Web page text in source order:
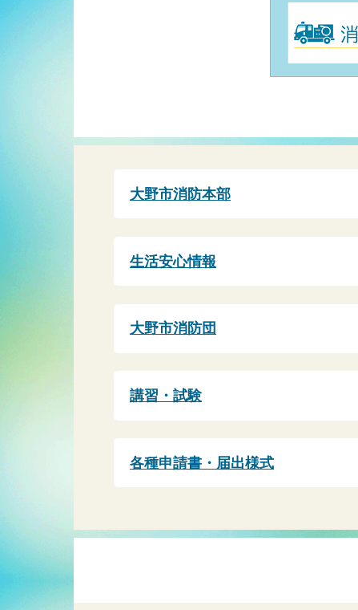
大野市消防本部
生活安心情報
大野市消防団
講習・試験
各種申請書・届出様式